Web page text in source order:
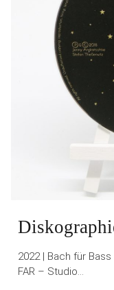
2022 | Bach für Bass
FAR – Studio…